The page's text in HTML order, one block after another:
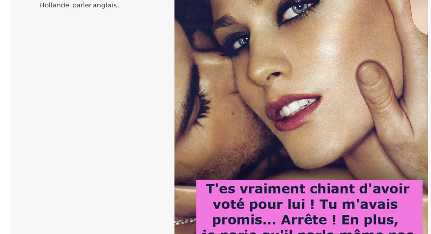
Étiquettes
Hollande, parler anglais